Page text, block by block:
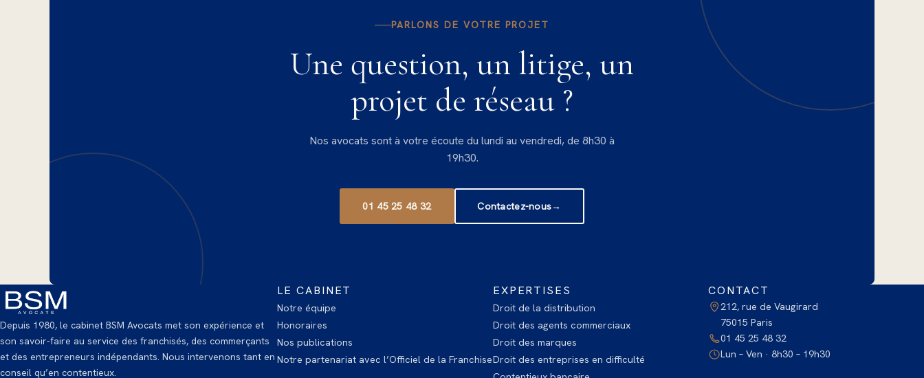
PARLONS DE VOTRE PROJET
Une question, un litige, un
projet de réseau ?
Nos avocats sont à votre écoute du lundi au vendredi, de 8h30 à
19h30.
01 45 25 48 32 Contactez-nous→
Depuis 1980, le cabinet BSM Avocats met son expérience et
son savoir-faire au service des franchisés, des commerçants
et des entrepreneurs indépendants. Nous intervenons tant en
conseil qu’en contentieux.
LE CABINET
Notre équipe
Honoraires
Nos publications
Notre partenariat avec l’Officiel de la Franchise
EXPERTISES
Droit de la distribution
Droit des agents commerciaux
Droit des marques
Droit des entreprises en difficulté
CONTACT
212, rue de Vaugirard
75015 Paris
01 45 25 48 32
Lun – Ven · 8h30 – 19h30